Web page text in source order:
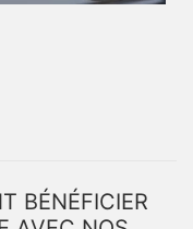
BÉNÉFICIER